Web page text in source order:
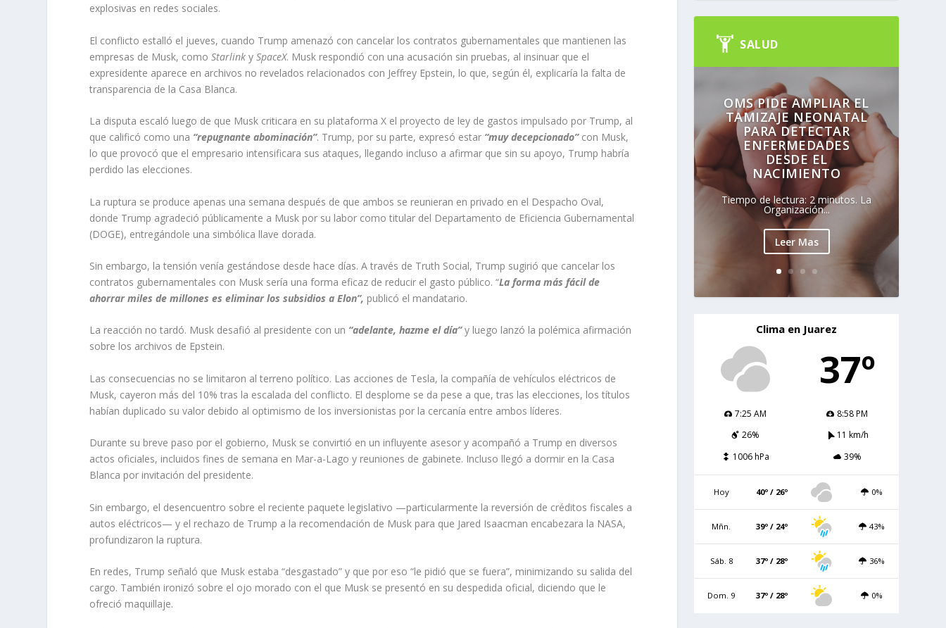
explosivas en redes sociales.
El conflicto estalló el jueves, cuando Trump amenazó con cancelar los contratos gubernamentales que mantienen las
empresas de Musk, comoStarlinkySpaceX. Musk respondió con una acusación sin pruebas, al insinuar que el
expresidente aparece en archivos no revelados relacionados con Jeffrey Epstein, lo que, según él, explicaría la falta de
transparencia de la Casa Blanca.
La disputa escaló luego de que Musk criticara en su plataforma X el proyecto de ley de gastos impulsado por Trump, al
que calificó como una “repugnante abominación”. Trump, por su parte, expresó estar “muy decepcionado” con Musk,
lo que provocó que el empresario intensificara sus ataques, llegando incluso a afirmar que sin su apoyo, Trump habría
perdido las elecciones.
La ruptura se produce apenas una semana después de que ambos se reunieran en privado en el Despacho Oval,
donde Trump agradeció públicamente a Musk por su labor como titular del Departamento de Eficiencia Gubernamental
(DOGE), entregándole una simbólica llave dorada.
Sin embargo, la tensión venía gestándose desde hace días. A través de Truth Social, Trump sugirió que cancelar los
contratos gubernamentales con Musk sería una forma eficaz de reducir el gasto público. “La forma más fácil de
ahorrar miles de millones es eliminar los subsidios a Elon”, publicó el mandatario.
La reacción no tardó. Musk desafió al presidente con un “adelante, hazme el día”y luego lanzó la polémica afirmación
sobre los archivos de Epstein.
Las consecuencias no se limitaron al terreno político. Las acciones de Tesla, la compañía de vehículos eléctricos de
Musk, cayeron más del 10% tras la escalada del conflicto. El desplome se da pese a que, tras las elecciones, los títulos
habían duplicado su valor debido al optimismo de los inversionistas por la cercanía entre ambos líderes.
Durante su breve paso por el gobierno, Musk se convirtió en un influyente asesor y acompañó a Trump en diversos
actos oficiales, incluidos fines de semana en Mar-a-Lago y reuniones de gabinete. Incluso llegó a dormir en la Casa
Blanca por invitación del presidente.
Sin embargo, el desencuentro sobre el reciente paquete legislativo —particularmente la reversión de créditos fiscales a
autos eléctricos— y el rechazo de Trump a la recomendación de Musk para que Jared Isaacman encabezara la NASA,
profundizaron la ruptura.
En redes, Trump señaló que Musk estaba “desgastado” y que por eso “le pidió que se fuera”, minimizando su salida del
cargo. También ironizó sobre el ojo morado con el que Musk se presentó en su despedida oficial, diciendo que le
ofreció maquillaje.
SALUD
OMS PIDE AMPLIAR EL
TAMIZAJE NEONATAL
PARA DETECTAR
ENFERMEDADES
DESDE EL
NACIMIENTO
Tiempo de lectura: 2 minutos. La
Organización...
Leer Mas
Clima en Juarez
37º
7:25 AM
8:58 PM
26%
11 km/h
1006 hPa
39%
Hoy 40º / 26º 0%
Mñn. 39º / 24º 43%
Sáb. 8 37º / 28º 36%
Dom. 9 37º / 28º 0%